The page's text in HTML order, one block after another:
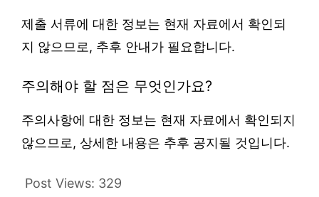
제출 서류에 대한 정보는 현재 자료에서 확인되
지 않으므로, 추후 안내가 필요합니다.
주의해야 할 점은 무엇인가요?
주의사항에 대한 정보는 현재 자료에서 확인되지
않으므로, 상세한 내용은 추후 공지될 것입니다.
Post Views: 329